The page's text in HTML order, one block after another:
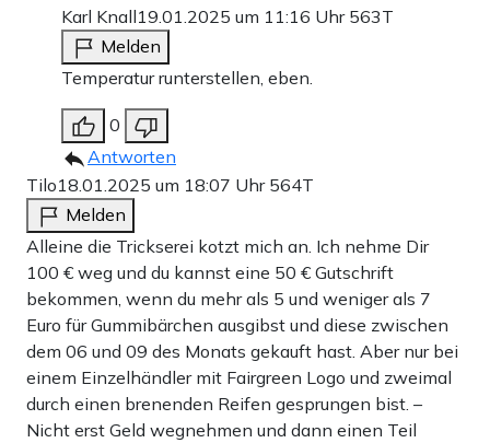
Karl Knall19.01.2025 um 11:16 Uhr 563T
Melden
Temperatur runterstellen, eben.
0
Antworten
Tilo18.01.2025 um 18:07 Uhr 564T
Melden
Alleine die Trickserei kotzt mich an. Ich nehme Dir
100 € weg und du kannst eine 50 € Gutschrift
bekommen, wenn du mehr als 5 und weniger als 7
Euro für Gummibärchen ausgibst und diese zwischen
dem 06 und 09 des Monats gekauft hast. Aber nur bei
einem Einzelhändler mit Fairgreen Logo und zweimal
durch einen brenenden Reifen gesprungen bist. –
Nicht erst Geld wegnehmen und dann einen Teil